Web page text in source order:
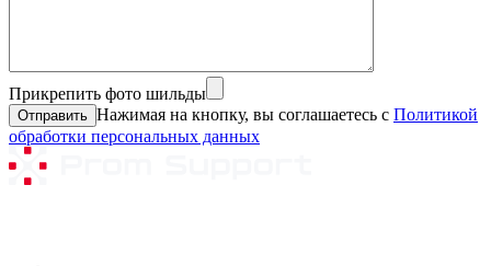
Прикрепить фото шильды
Нажимая на кнопку, вы соглашаетесь с Политикой
обработки персональных данных